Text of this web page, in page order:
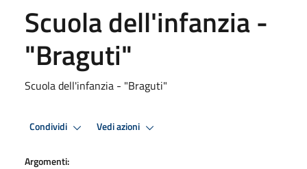
Scuola dell'infanzia -
"Braguti"
Scuola dell'infanzia - "Braguti"
Condividi Vedi azioni
Argomenti: